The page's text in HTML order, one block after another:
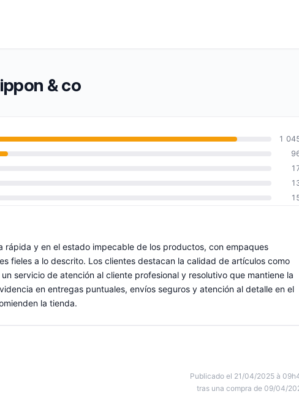
& co
1
rápida y en el estado impecable de los productos, con empaques
fieles a lo descrito. Los clientes destacan la calidad de artículos como
servicio de atención al cliente profesional y resolutivo que mantiene la
en entregas puntuales, envíos seguros y atención al detalle en el
la tienda.
Publicado el 21/04/2025 à
tras una compra de 09/04/